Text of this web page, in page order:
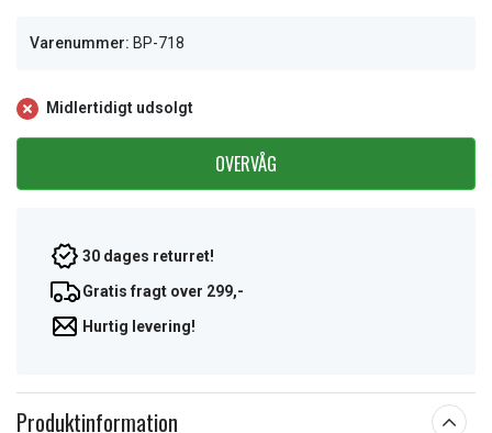
Varenummer: BP-718
Midlertidigt udsolgt
OVERVÅG
30 dages returret!
Gratis fragt over 299,-
Hurtig levering!
Produktinformation